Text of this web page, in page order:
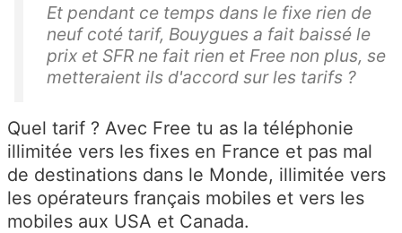
Et pendant ce temps dans le fixe rien de
neuf coté tarif, Bouygues a fait baissé le
prix et SFR ne fait rien et Free non plus, se
metteraient ils d'accord sur les tarifs ?
Quel tarif ? Avec Free tu as la téléphonie
illimitée vers les fixes en France et pas mal
de destinations dans le Monde, illimitée vers
les opérateurs français mobiles et vers les
mobiles aux USA et Canada.